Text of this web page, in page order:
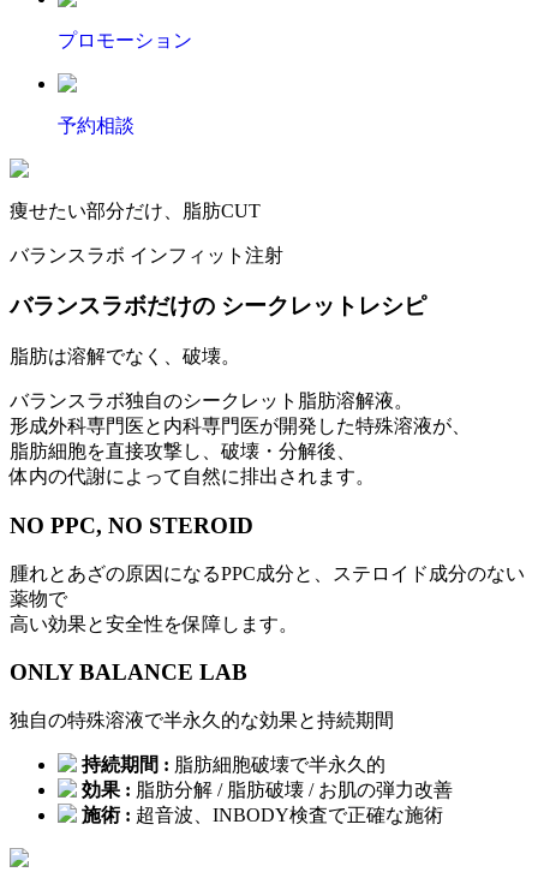
プロモーション
予約相談
痩せたい部分だけ、脂肪CUT
バランスラボ インフィット注射
バランスラボだけの シークレットレシピ
脂肪は溶解でなく、破壊。
バランスラボ独自のシークレット脂肪溶解液。
形成外科専門医と内科専門医が開発した特殊溶液が、
脂肪細胞を直接攻撃し、破壊・分解後、
体内の代謝によって自然に排出されます。
NO PPC, NO STEROID
腫れとあざの原因になるPPC成分と、ステロイド成分のない
薬物で
高い効果と安全性を保障します。
ONLY BALANCE LAB
独自の特殊溶液で半永久的な効果と持続期間
持続期間 : 脂肪細胞破壊で半永久的
効果 : 脂肪分解 / 脂肪破壊 / お肌の弾力改善
施術 : 超音波、INBODY検査で正確な施術